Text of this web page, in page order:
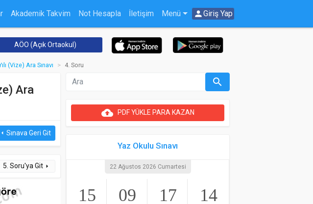
Akademik Takvim Not Hesapla İletişim Menü personGiriş Yap
AÖO (Açık Ortaokul)
(Vize) Ara Sınavı 4. Soru
Ara
arrow_leftSınava Geri Git
5. Soru'ya Git arrow_right
search
cloud_uploadPDF YÜKLE PARA KAZAN
Yaz Okulu Sınavı
22 Ağustos 2026 Cumartesi
15 09 17 14